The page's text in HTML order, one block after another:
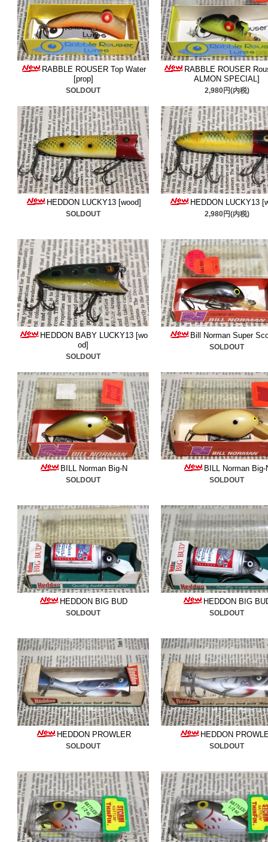
らせください。
NEW■2026/8/5
ラブルルー
ました。ご検討ください。
■2026/8/1箱入りヘドン＆
た。貴重なチャンク是非ご
■2026/7/23ブラッシュポ
た。年々希少になりつつ
ださい。
■2026/7/18ヘドンのラッ
た。ご検討ください。
■2026/7/15マンズ＆純正
重なディーラー物スカート
■2026/7/8ウッズのスイッ
ました。ワッペンは良い
さい。
■2026/7/2スミスウィック
加しました。ご検討くださ
■2026/6/27ゼンマイ式ル
チュラルシリーズ
箱入
ください。
■2026/6/21ヘドン追加し
ばかりです、是非ご検討く
■2026/6/19ストーム＆ト
しました。ご検討ください
■2026/6/10箱入りリバー
少なビッグクランク、マ
■2026/6/4ヘドンとレーベ
検討ください。
■2026/5/29中サイズのシ
す、是非ご検討ください。
■2026/5/19コーデル追加
す、是非ご検討ください。
RABBLE ROUSER Top Water
[prop]
SOLDOUT
RABBLE ROUSER
ALMON SPECIAL]
2,980円(内税)
HEDDON LUCKY13 [wood]
SOLDOUT
HEDDON LUCKY13
2,980円(内税)
HEDDON BABY LUCKY13 [wo
od]
SOLDOUT
Bill Norman Super
SOLDOUT
BILL Norman Big-N
SOLDOUT
BILL Norman Big-
SOLDOUT
HEDDON BIG BUD
SOLDOUT
HEDDON BIG
SOLDOUT
HEDDON PROWLER
SOLDOUT
HEDDON
SOLDOUT